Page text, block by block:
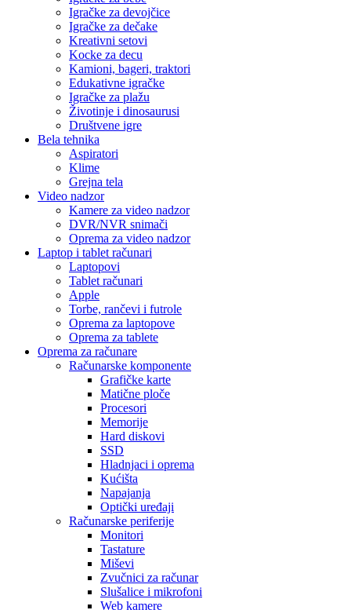
Igračke za devojčice
Igračke za dečake
Kreativni setovi
Kocke za decu
Kamioni, bageri, traktori
Edukativne igračke
Igračke za plažu
Životinje i dinosaurusi
Društvene igre
Bela tehnika
Aspiratori
Klime
Grejna tela
Video nadzor
Kamere za video nadzor
DVR/NVR snimači
Oprema za video nadzor
Laptop i tablet računari
Laptopovi
Tablet računari
Apple
Torbe, rančevi i futrole
Oprema za laptopove
Oprema za tablete
Oprema za računare
Računarske komponente
Grafičke karte
Matične ploče
Procesori
Memorije
Hard diskovi
SSD
Hladnjaci i oprema
Kućišta
Napajanja
Optički uređaji
Računarske periferije
Monitori
Tastature
Miševi
Zvučnici za računar
Slušalice i mikrofoni
Web kamere